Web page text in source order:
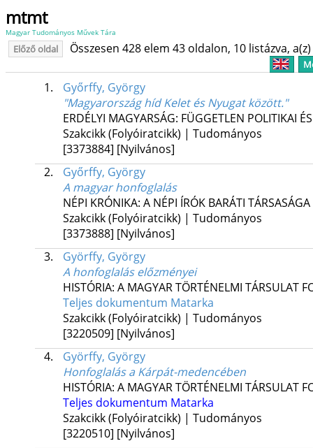
mtmt
Magyar Tudományos Művek Tára
Előző oldal Összesen 428 elem 43 oldalon, 10 listázva,
1.
Győrffy, György
"Magyarország híd Kelet és Nyugat között."
ERDÉLYI MAGYARSÁG: FÜGGETLEN POLITIKAI
Szakcikk (Folyóiratcikk) | Tudományos
[3373884] [Nyilvános]
2.
Győrffy, György
A magyar honfoglalás
NÉPI KRÓNIKA: A NÉPI ÍRÓK BARÁTI TÁRSASÁGA
Szakcikk (Folyóiratcikk) | Tudományos
[3373888] [Nyilvános]
3.
Györffy, György
A honfoglalás előzményei
HISTÓRIA: A MAGYAR TÖRTÉNELMI TÁRSULAT
Teljes dokumentum Matarka
Szakcikk (Folyóiratcikk) | Tudományos
[3220509] [Nyilvános]
4.
Györffy, György
Honfoglalás a Kárpát-medencében
HISTÓRIA: A MAGYAR TÖRTÉNELMI TÁRSULAT
Teljes dokumentum Matarka
Szakcikk (Folyóiratcikk) | Tudományos
[3220510] [Nyilvános]